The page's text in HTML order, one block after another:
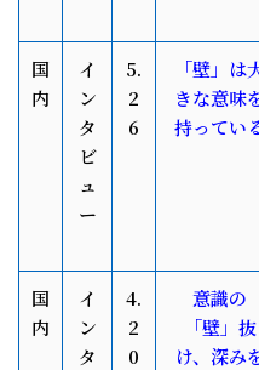
国
内
イ
ン
タ
ビ
ュ
ー
5.
2
6
「壁」は
きな意味
持ってい
国
内
イ
ン
タ
4.
2
0
意識の
「壁」抜
け、深み